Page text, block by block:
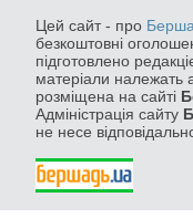
Цей сайт - про
безкоштовні
підготовлено
матеріали належать
розміщена на сайті
Адміністрація сайту
не несе